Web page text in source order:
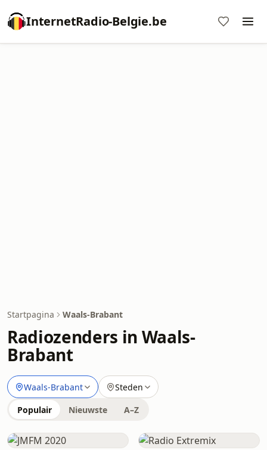
InternetRadio-Belgie.be
Startpagina Waals-Brabant
Radiozenders in Waals-
Brabant
Waals-Brabant Steden
Populair Nieuwste A–Z